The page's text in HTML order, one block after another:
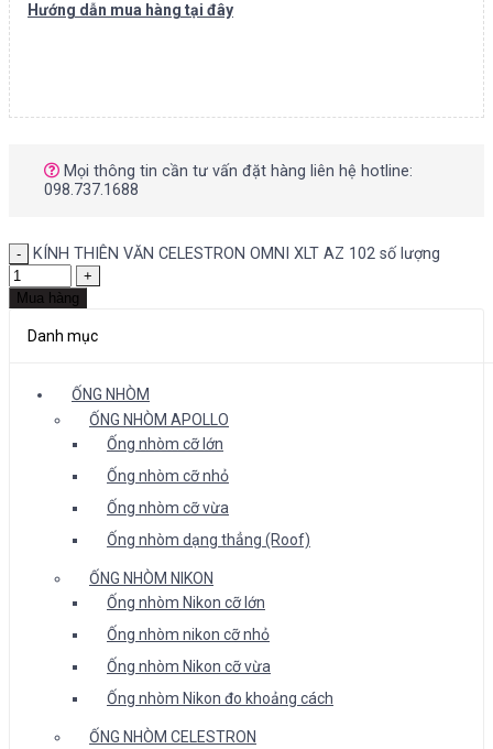
Hướng dẫn mua hàng tại đây
Mọi thông tin cần tư vấn đặt hàng liên hệ hotline:
098.737.1688
KÍNH THIÊN VĂN CELESTRON OMNI XLT AZ 102 số lượng
Mua hàng
Danh mục
ỐNG NHÒM
ỐNG NHÒM APOLLO
Ống nhòm cỡ lớn
Ống nhòm cỡ nhỏ
Ống nhòm cỡ vừa
Ống nhòm dạng thẳng (Roof)
ỐNG NHÒM NIKON
Ống nhòm Nikon cỡ lớn
Ống nhòm nikon cỡ nhỏ
Ống nhòm Nikon cỡ vừa
Ống nhòm Nikon đo khoảng cách
ỐNG NHÒM CELESTRON